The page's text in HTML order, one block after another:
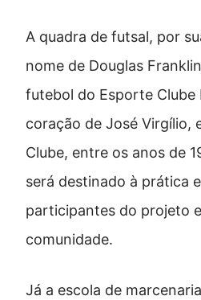
A quadra de futsal, por
nome de Douglas
futebol do Esporte Clube
coração de José Virgílio,
Clube, entre os anos de
será destinado à prática
participantes do projeto
comunidade.
Já a escola de